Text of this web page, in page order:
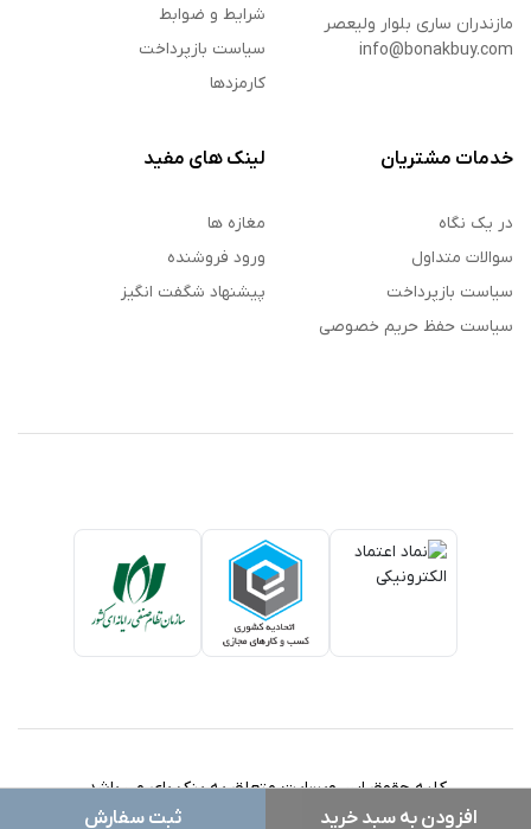
مازندران ساری بلوار ولیعصر
info@bonakbuy.com
شرایط و ضوابط
سیاست بازپرداخت
کارمزدها
خدمات مشتریان
در یک نگاه
سوالات متداول
سیاست بازپرداخت
سیاست حفظ حریم خصوصی
لینک های مفید
مغازه ها
ورود فروشنده
پیشنهاد شگفت انگیز
کلیه حقوق این وبسایت متعلق به بنک بای می باشد.
افزودن به سبد خرید ثبت سفارش